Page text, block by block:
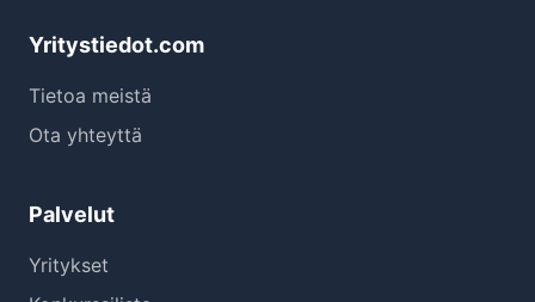
Yritystiedot.com
Tietoa meistä
Ota yhteyttä
Palvelut
Yritykset